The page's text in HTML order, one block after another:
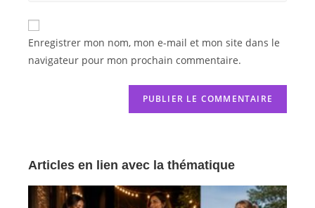
Enregistrer mon nom, mon e-mail et mon site dans le
navigateur pour mon prochain commentaire.
Articles en lien avec la thématique